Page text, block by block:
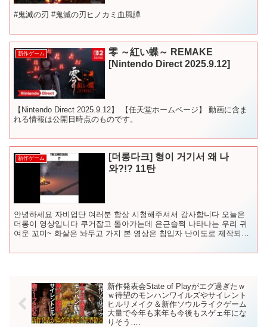
#鬼滅の刃 #鬼滅の刃ヒノカミ血風譚
新作ゲーム
零 ～紅い蝶～ REMAKE
[Nintendo Direct 2025.9.12]
【Nintendo Direct 2025.9.12】 【任天堂ホームページ】 動画に含ま
れる情報は公開日時点のものです。
新作ゲーム
[더롱다크] 형이 거기서 왜 나
와?!? 11탄
안녕하세요 자비업단 여러분 항상 시청해주셔서 감사합니다 오늘은
더롱이 영상입니다 쿠거잡고 돌아가는데 은근슬쩍 나타나는 우리 귀
여운 꼬미~ 화살은 놔두고 가지 본 영상은 침입자 난이도로 제작되었
新作発表会State of Playがエグ過ぎたｗ
ｗ待望のモンハンワイルズやサイレント
ヒルリメイク＆新作ソウルライクゲーム
大量で今年も来年も今後もスゲェ年にな
りそう….